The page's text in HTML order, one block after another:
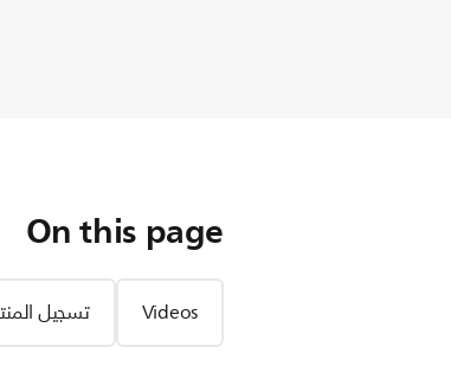
On this page
Videos تسجيل